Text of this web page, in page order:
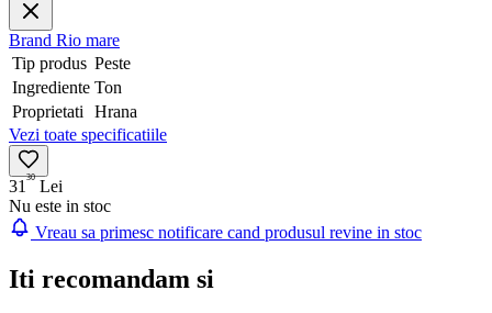
Brand Rio mare
Tip produs Peste
Ingrediente Ton
Proprietati
Hrana
Vezi toate specificatiile
31 30 Lei
Nu este in stoc
Vreau sa primesc notificare cand produsul revine in stoc
Iti recomandam si